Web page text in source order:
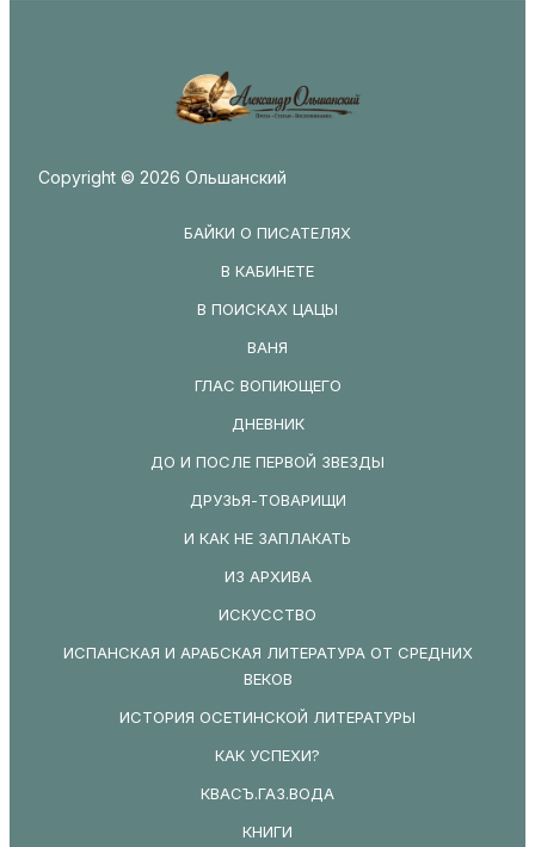
Copyright © 2026 Ольшанский
БАЙКИ О ПИСАТЕЛЯХ
В КАБИНЕТЕ
В ПОИСКАХ ЦАЦЫ
ВАНЯ
ГЛАС ВОПИЮЩЕГО
ДНЕВНИК
ДО И ПОСЛЕ ПЕРВОЙ ЗВЕЗДЫ
ДРУЗЬЯ-ТОВАРИЩИ
И КАК НЕ ЗАПЛАКАТЬ
ИЗ АРХИВА
ИСКУССТВО
ИСПАНСКАЯ И АРАБСКАЯ ЛИТЕРАТУРА ОТ СРЕДНИХ
ВЕКОВ
ИСТОРИЯ ОСЕТИНСКОЙ ЛИТЕРАТУРЫ
КАК УСПЕХИ?
КВАСЪ.ГАЗ.ВОДА
КНИГИ